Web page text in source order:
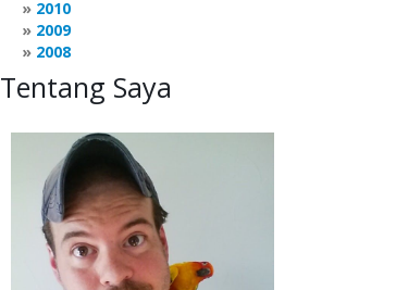
2010
2009
2008
Tentang Saya